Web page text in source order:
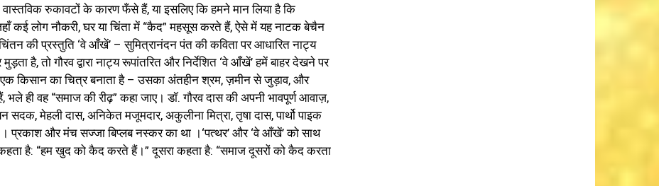
रुकावटों के कारण फँसे हैं, या इसलिए कि हमने मान लिया है कि
जहाँ कई लोग नौकरी, घर या चिंता में “कैद” महसूस करते हैं, ऐसे में यह नाटक बेचैन
की प्रस्तुति ‘वे आँखें’ – सुमित्रानंदन पंत की कविता पर आधारित नाट्य
है, तो गौरव द्वारा नाट्य रूपांतरित और निर्देशित ‘वे आँखें’ हमें बाहर देखने पर
किसान का चित्र बनाता है – उसका अंतहीन श्रम, ज़मीन से जुड़ाव, और
ही वह “समाज की रीढ़” कहा जाए। डॉ. गौरव दास की अपनी भावपूर्ण आवाज़,
सदक, मेहली दास, अनिकेत मजूमदार, अकुलीना मित्रा, तृषा दास, पार्थो पाइक
। प्रकाश और मंच सज्जा बिप्लब नस्कर का था ।‘पत्थर’ और ‘वे आँखें’ को साथ
है: “हम खुद को कैद करते हैं।” दूसरा कहता है: “समाज दूसरों को कैद करता